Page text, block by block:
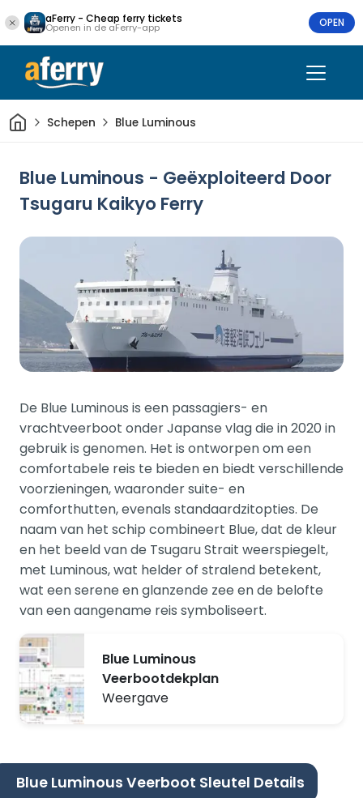
aFerry - Cheap ferry tickets
Openen in de aFerry-app OPEN
ThuisSchepen Blue Luminous
Blue Luminous - Geëxploiteerd Door
Tsugaru Kaikyo Ferry
De Blue Luminous is een passagiers- en
vrachtveerboot onder Japanse vlag die in 2020 in
gebruik is genomen. Het is ontworpen om een
comfortabele reis te bieden en biedt verschillende
voorzieningen, waaronder suite- en
comforthutten, evenals standaardzitopties. De
naam van het schip combineert Blue, dat de kleur
en het beeld van de Tsugaru Strait weerspiegelt,
met Luminous, wat helder of stralend betekent,
wat een serene en glanzende zee en de belofte
van een aangename reis symboliseert.
Blue Luminous
Veerbootdekplan
Weergave
Blue Luminous Veerboot Sleutel Details